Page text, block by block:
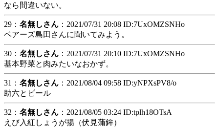
なら間違いない。
29： 名無しさん ：2021/07/31 20:08 ID:7UxOMZSNHo
ベアーズ島田さんに聞いてみよう。
30： 名無しさん ：2021/07/31 20:10 ID:7UxOMZSNHo
基本野菜と肉みたいなおかず。
31： 名無しさん ：2021/08/04 09:58 ID:yNPXsPV8/o
助六とビール
32： 名無しさん ：2021/08/05 03:24 ID:tplh18OTsA
えび入紅しょうが揚（伏見蒲鉾）